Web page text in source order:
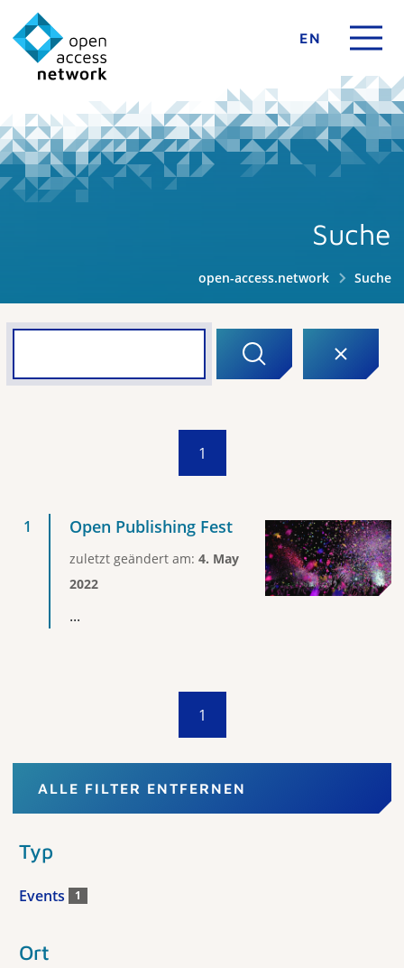
EN
Suche
open-access.network Suche
1
Open Publishing Fest
zuletzt geändert am: 4. May
2022
...
1
ALLE FILTER ENTFERNEN
Typ
Events 1
Ort